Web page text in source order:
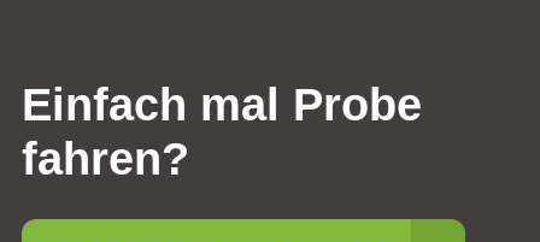
Einfach mal Probe
fahren?